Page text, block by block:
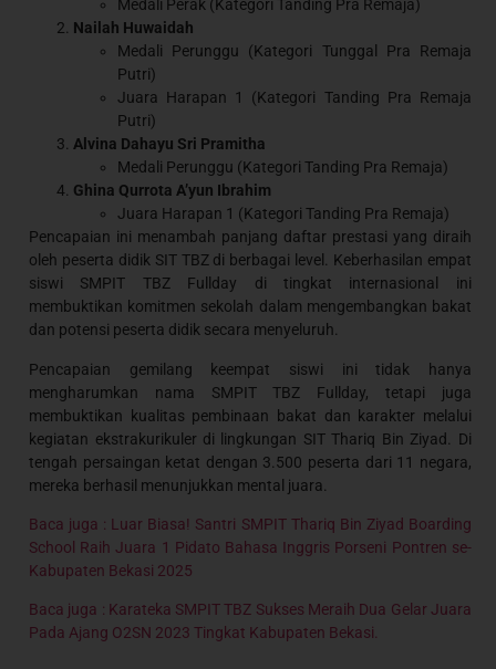
Medali Perak (Kategori Tanding Pra Remaja)
Nailah Huwaidah
Medali Perunggu (Kategori Tunggal Pra Remaja
Putri)
Juara Harapan 1 (Kategori Tanding Pra Remaja
Putri)
Alvina Dahayu Sri Pramitha
Medali Perunggu (Kategori Tanding Pra Remaja)
Ghina Qurrota A’yun Ibrahim
Juara Harapan 1 (Kategori Tanding Pra Remaja)
Pencapaian ini menambah panjang daftar prestasi yang diraih
oleh peserta didik SIT TBZ di berbagai level. Keberhasilan empat
siswi SMPIT TBZ Fullday di tingkat internasional ini
membuktikan komitmen sekolah dalam mengembangkan bakat
dan potensi peserta didik secara menyeluruh.
Pencapaian gemilang keempat siswi ini tidak hanya
mengharumkan nama SMPIT TBZ Fullday, tetapi juga
membuktikan kualitas pembinaan bakat dan karakter melalui
kegiatan ekstrakurikuler di lingkungan SIT Thariq Bin Ziyad. Di
tengah persaingan ketat dengan 3.500 peserta dari 11 negara,
mereka berhasil menunjukkan mental juara.
Baca juga : Luar Biasa! Santri SMPIT Thariq Bin Ziyad Boarding
School Raih Juara 1 Pidato Bahasa Inggris Porseni Pontren se-
Kabupaten Bekasi 2025
Baca juga : Karateka SMPIT TBZ Sukses Meraih Dua Gelar Juara
Pada Ajang O2SN 2023 Tingkat Kabupaten Bekasi.